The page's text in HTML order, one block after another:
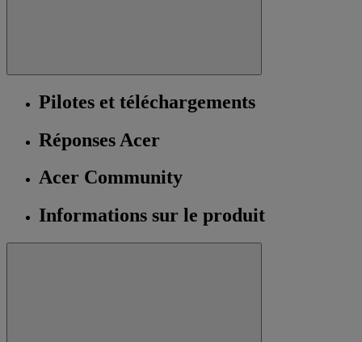
Pilotes et téléchargements
Réponses Acer
Acer Community
Informations sur le produit